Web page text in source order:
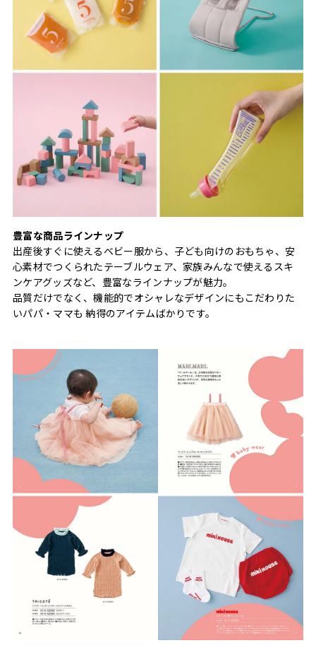
豊富な商品ラインナップ
出産後すぐに使えるベビー服から、子ども向けのおもちゃ、安
心素材でつくられたテーブルウェア、家族みんなで使えるスキ
ンケアグッズなど、豊富なラインナップが魅力。
品質だけでなく、機能的でオシャレなデザインにもこだわりた
いパパ・ママも 納得のアイテムばかりです。